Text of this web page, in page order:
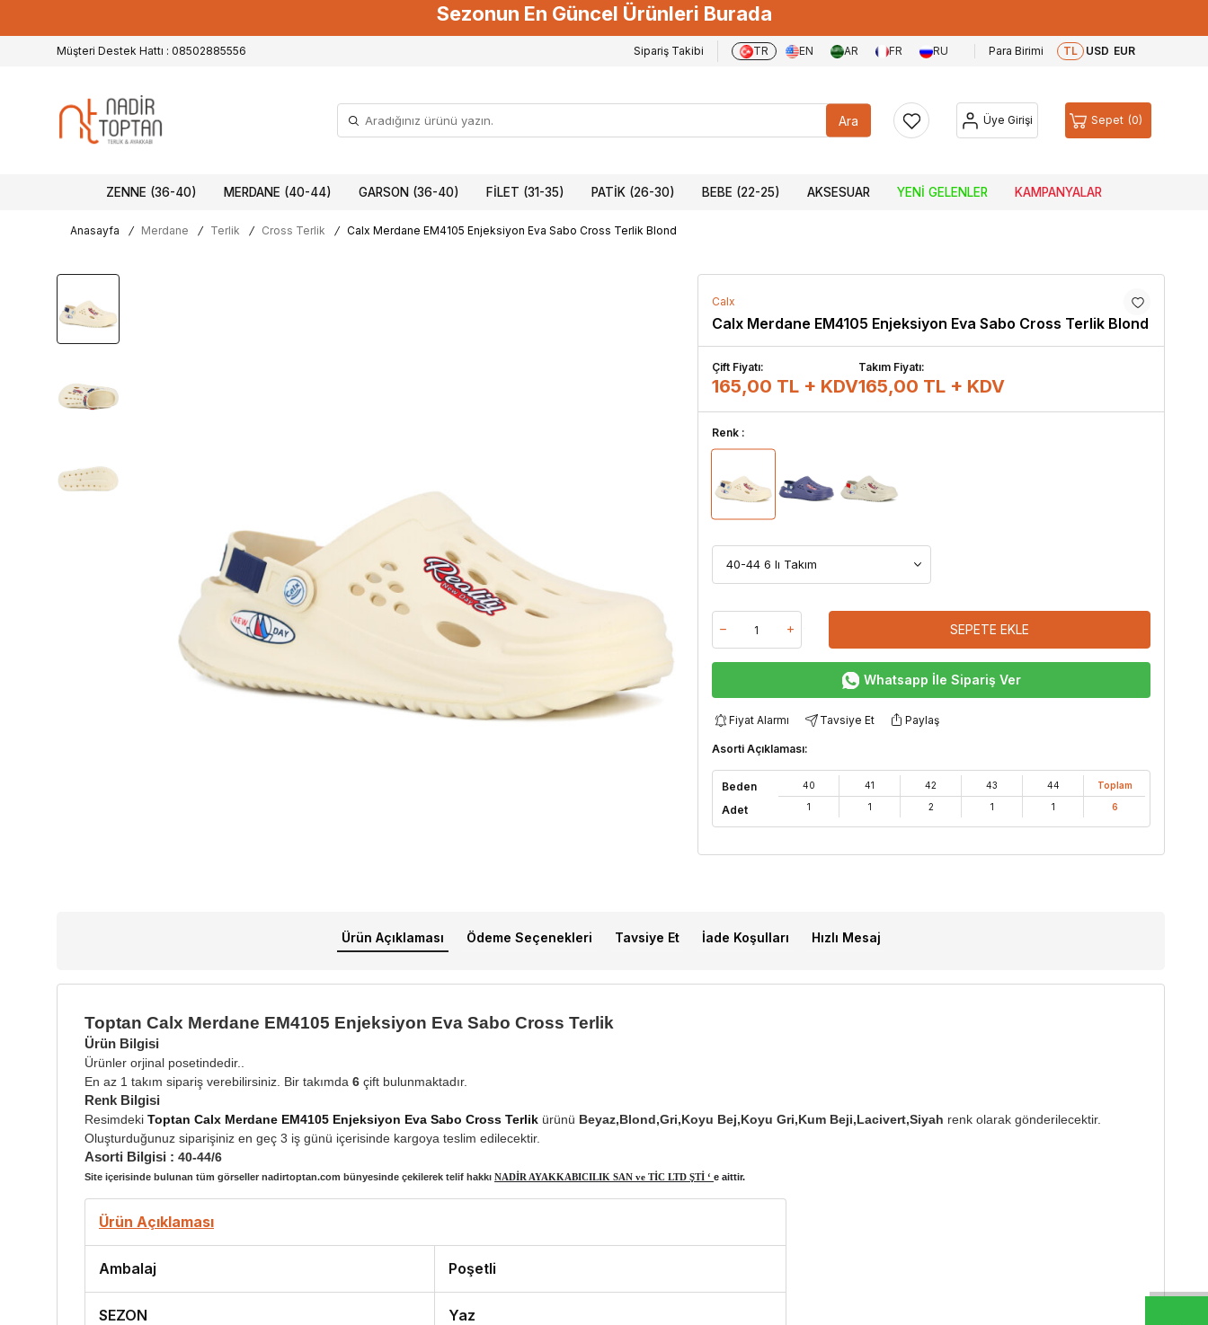
Sezonun En Güncel Ürünleri Burada
Müşteri Destek Hattı : 08502885556 Sipariş Takibi TR EN AR FR RU Para Birimi TL USD EUR
Ara Üye Girişi Sepet 0
ZENNE (36-40) MERDANE (40-44) GARSON (36-40) FILET (31-35) PATIK (26-30) BEBE (22-25) AKSESUAR YENI GELENLER KAMPANYALAR
Anasayfa / Merdane / Terlik / Cross Terlik / Calx Merdane EM4105 Enjeksiyon Eva Sabo Cross Terlik Blond
Calx
Calx Merdane EM4105 Enjeksiyon Eva Sabo Cross Terlik Blond
Çift Fiyatı:
165,00 TL + KDV
Takım Fiyatı:
165,00 TL + KDV
Renk :
SEPETE EKLE
Whatsapp İle Sipariş Ver
Fiyat Alarmı Tavsiye Et Paylaş
Asorti Açıklaması:
Beden
Adet
40
1
41
1
42
2
43
1
44
1
Toplam
6
Ürün Açıklaması Ödeme Seçenekleri Tavsiye Et İade Koşulları Hızlı Mesaj
Toptan Calx Merdane EM4105 Enjeksiyon Eva Sabo Cross Terlik
Ürün Bilgisi
Ürünler orjinal posetindedir..
En az 1 takım sipariş verebilirsiniz. Bir takımda 6 çift bulunmaktadır.
Renk Bilgisi
Resimdeki Toptan Calx Merdane EM4105 Enjeksiyon Eva Sabo Cross Terlik ürünü Beyaz,Blond,Gri,Koyu Bej,Koyu Gri,Kum Beji,Lacivert,Siyah renk olarak gönderilecektir.
Oluşturduğunuz siparişiniz en geç 3 iş günü içerisinde kargoya teslim edilecektir.
Asorti Bilgisi : 40-44/6
Site içerisinde bulunan tüm görseller nadirtoptan.com bünyesinde çekilerek telif hakkı NADİR AYAKKABICILIK SAN ve TİC LTD ŞTİ ‘ e aittir.
Ürün Açıklaması
Ambalaj Poşetli
SEZON Yaz